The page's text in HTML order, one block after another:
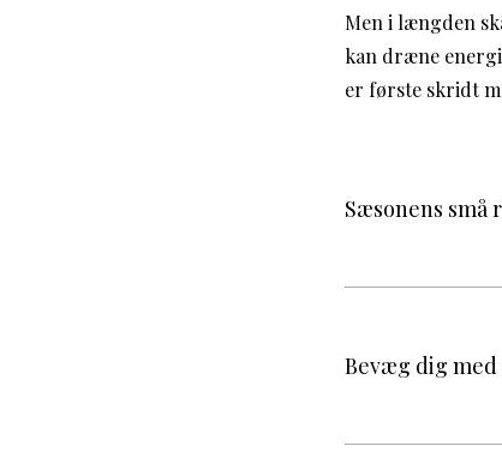
Men i længden
kan dræne
er første skridt
Sæsonens
Bevæg dig